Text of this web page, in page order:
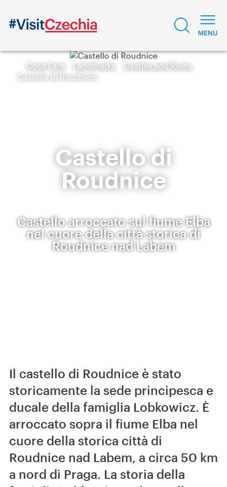
Cosa Fare Landmarks
Castles and Ruins
Castello di Roudnice
Castello di
Roudnice
Castello arroccato sul fiume Elba
nel cuore della città storica di
Roudnice nad Labem
Il castello di Roudnice è stato
storicamente la sede principesca e
ducale della famiglia Lobkowicz. È
arroccato sopra il fiume Elba nel
cuore della storica città di
Roudnice nad Labem, a circa 50 km
a nord di Praga. La storia della